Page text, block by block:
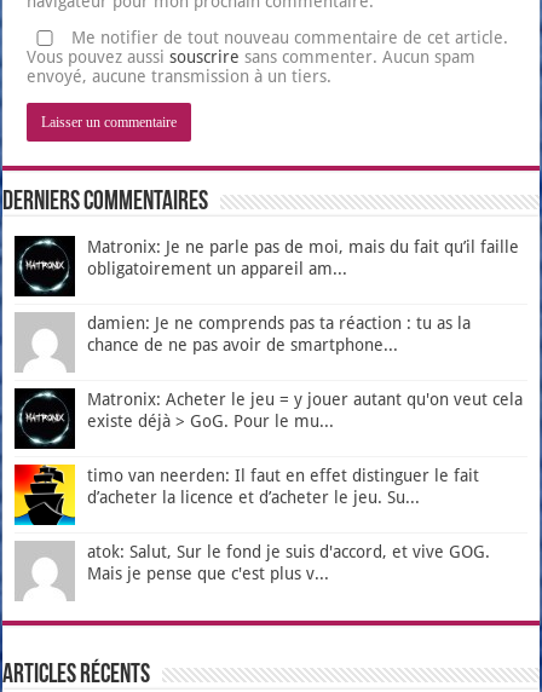
Me notifier de tout nouveau commentaire de cet article.
Vous pouvez aussisouscrire sans commenter. Aucun spam
envoyé, aucune transmission à un tiers.
Derniers Commentaires
Matronix: Je ne parle pas de moi, mais du fait qu’il faille
obligatoirement un appareil am...
damien: Je ne comprends pas ta réaction : tu as la
chance de ne pas avoir de smartphone...
Matronix: Acheter le jeu = y jouer autant qu'on veut cela
existe déjà > GoG. Pour le mu...
timo van neerden: Il faut en effet distinguer le fait
d’acheter la licence et d’acheter le jeu. Su...
atok: Salut, Sur le fond je suis d'accord, et vive GOG.
Mais je pense que c'est plus v...
Articles récents